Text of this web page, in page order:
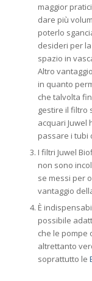
maggior
dare più
poterlo
desideri per
spazio in
Altro
in quanto
che talvolta
gestire il filtro
acquari Juwel
passare i tubi
I filtri Juwel
non sono
se messi per
vantaggio
È
possibile
che le pompe
altrettanto
soprattutto le